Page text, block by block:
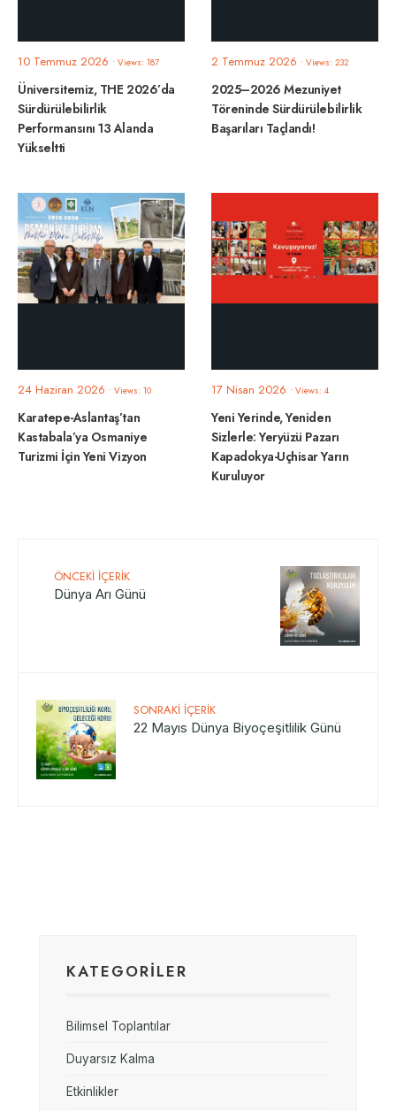
10 Temmuz 2026 • Views: 187
Üniversitemiz, THE 2026’da
Sürdürülebilirlik
Performansını 13 Alanda
Yükseltti
2 Temmuz 2026 • Views: 232
2025–2026 Mezuniyet
Töreninde Sürdürülebilirlik
Başarıları Taçlandı!
24 Haziran 2026 • Views: 10
Karatepe-Aslantaş’tan
Kastabala’ya Osmaniye
Turizmi İçin Yeni Vizyon
17 Nisan 2026 • Views: 4
Yeni Yerinde, Yeniden
Sizlerle: Yeryüzü Pazarı
Kapadokya-Uçhisar Yarın
Kuruluyor
ÖNCEKI İÇERIK
Dünya Arı Günü
SONRAKI İÇERIK
22 Mayıs Dünya Biyoçeşitlilik Günü
KATEGORİLER
Bilimsel Toplantılar
Duyarsız Kalma
Etkinlikler